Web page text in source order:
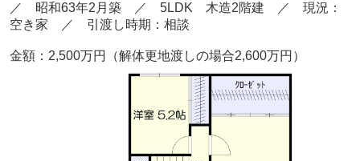
／ 昭和63年2月 築 ／ 5LDK 木造2階建 ／ 現況：
空き家 ／ 引渡し時期：相談
金額：2,500万円（解体更地渡しの場合2,600万円）